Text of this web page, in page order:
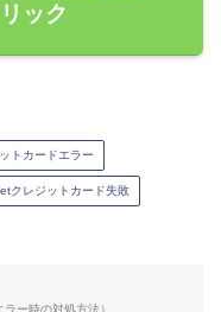
ック
トカードエラー
クレジットカード失敗
ー時の対処方法）